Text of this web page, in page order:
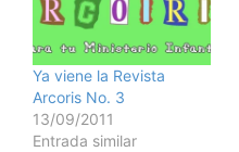
Ya viene la Revista
Arcoris No. 3
13/09/2011
Entrada similar